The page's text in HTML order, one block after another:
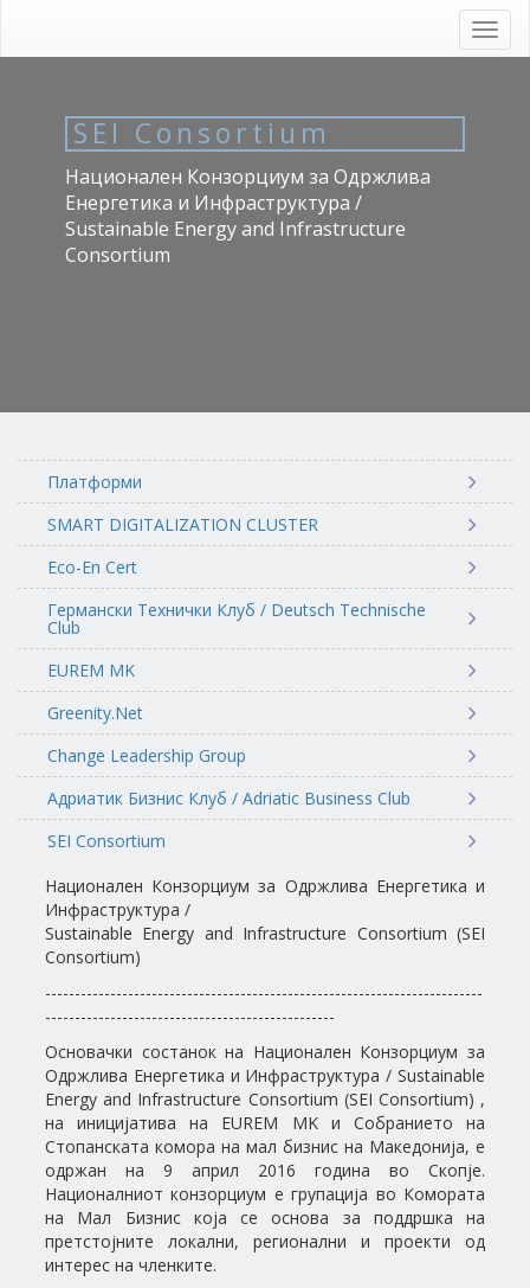
main
SEI Consortium
Национален Конзорциум за Одржлива
Енергетика и Инфраструктура /
Sustainable Energy and Infrastructure
Consortium
Платформи
SMART DIGITALIZATION CLUSTER
Eco-En Cert
Германски Технички Клуб / Deutsch Technische
Club
EUREM MK
Greenity.Net
Change Leadership Group
Адриатик Бизнис Клуб / Adriatic Business Club
SEI Consortium
Национален Конзорциум за Одржлива Енергетика и
Инфраструктура /
Sustainable Energy and Infrastructure Consortium (SEI
Consortium)
--------------------------------------------------------------------------
-------------------------------------------------
Основачки состанок на Национален Конзорциум за
Одржлива Енергетика и Инфраструктура / Sustainable
Energy and Infrastructure Consortium (SEI Consortium) ,
на иницијатива на EUREM MK и Собранието на
Стопанската комора на мал бизнис на Македонија, е
одржан на 9 април 2016 година во Скопје.
Националниот конзорциум е групација во Комората
на Мал Бизнис која се основа за поддршка на
претстојните локални, регионални и проекти од
интерес на членките.